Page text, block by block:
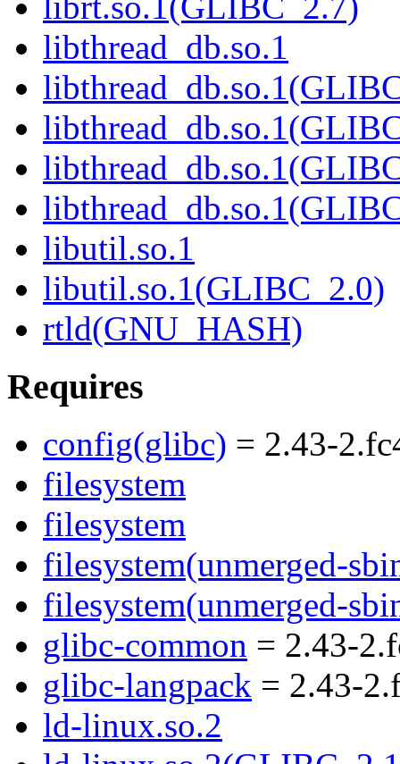
libthread_db.so.1
libutil.so.1
libutil.so.1(GLIBC_2.0)
rtld(GNU_HASH)
Requires
config(glibc) = 2.43-
filesystem
filesystem
filesystem(unmerged-
filesystem(unmerged-
glibc-common = 2.43-
glibc-langpack = 2.43-
ld-linux.so.2